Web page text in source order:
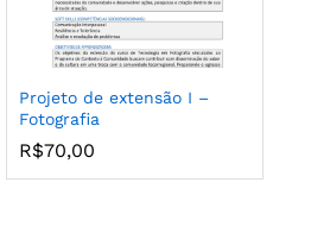
Projeto de extensão I –
Fotografia
R$70,00